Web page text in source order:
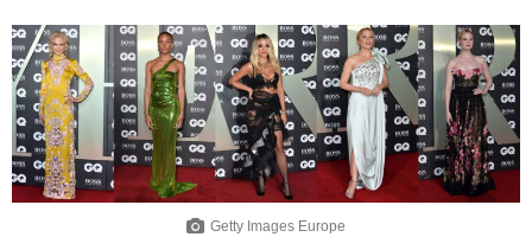
Getty Images Europe